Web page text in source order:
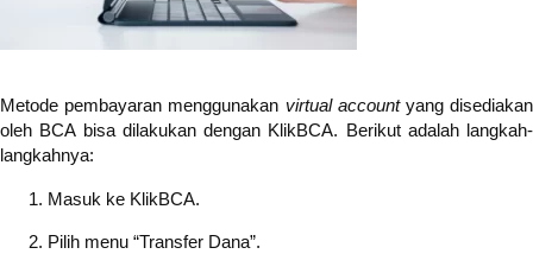
Metode pembayaran menggunakan virtual accountyang disediakan
oleh BCA bisa dilakukan dengan KlikBCA. Berikut adalah langkah-
langkahnya:
Masuk ke KlikBCA.
Pilih menu “Transfer Dana”.